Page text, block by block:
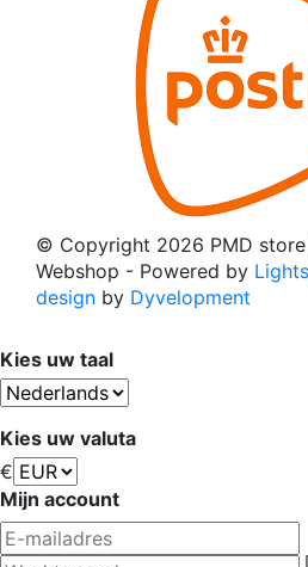
© Copyright 2026 PMD
Webshop - Powered by
design by Dyvelopment
Kies uw taal
Kies uw valuta
€
Mijn account